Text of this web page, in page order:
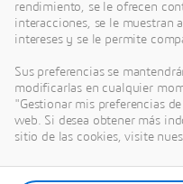
Últimas
Acceso a todas las
redes sociales de
rendimiento, se le ofrecen
interacciones, se le muestran
intereses y se le permite
Sus preferencias se
modificarlas en cualquier
"Gestionar mis preferencias
web. Si desea obtener más
sitio de las cookies, visite